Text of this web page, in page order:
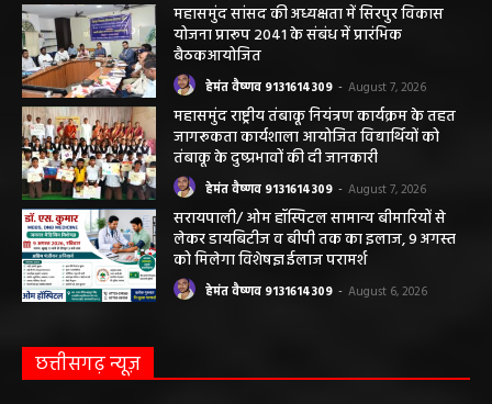
महासमुंद सांसद की अध्यक्षता में सिरपुर विकास
योजना प्रारूप 2041 के संबंध में प्रारंभिक
बैठकआयोजित
हेमंत वैष्णव 9131614309 - August 7, 2026
महासमुंद राष्ट्रीय तंबाकू नियंत्रण कार्यक्रम के तहत
जागरूकता कार्यशाला आयोजित विद्यार्थियों को
तंबाकू के दुष्प्रभावों की दी जानकारी
हेमंत वैष्णव 9131614309 - August 7, 2026
सरायपाली/ ओम हॉस्पिटल सामान्य बीमारियों से
लेकर डायबिटीज व बीपी तक का इलाज, 9 अगस्त
को मिलेगा विशेषज्ञ ईलाज परामर्श
हेमंत वैष्णव 9131614309 - August 6, 2026
छत्तीसगढ़ न्यूज़